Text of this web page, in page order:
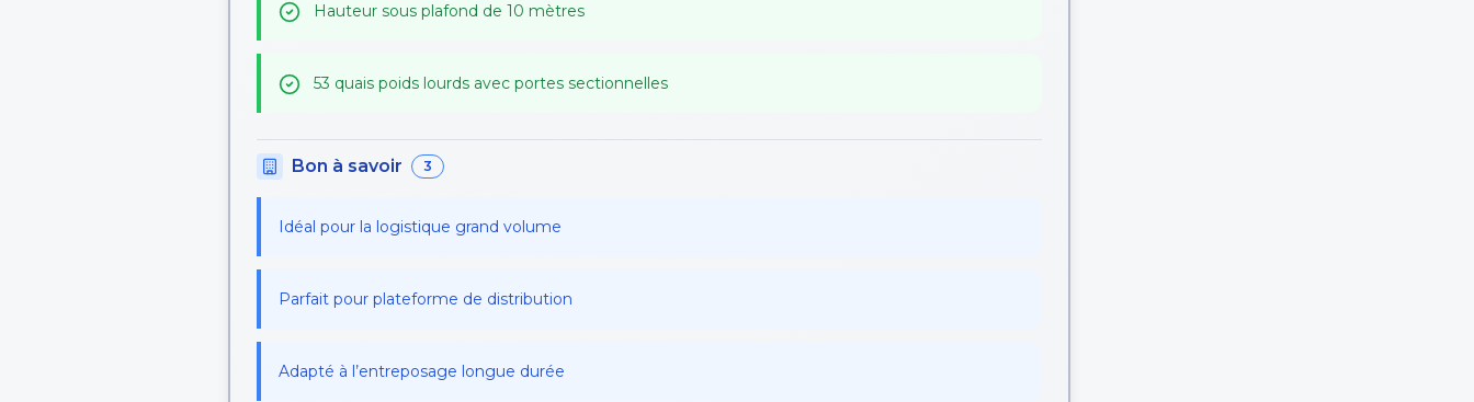
Hauteur sous plafond de 10 mètres
53 quais poids lourds avec portes sectionnelles
Bon à savoir 3
Idéal pour la logistique grand volume
Parfait pour plateforme de distribution
Adapté à l’entreposage longue durée